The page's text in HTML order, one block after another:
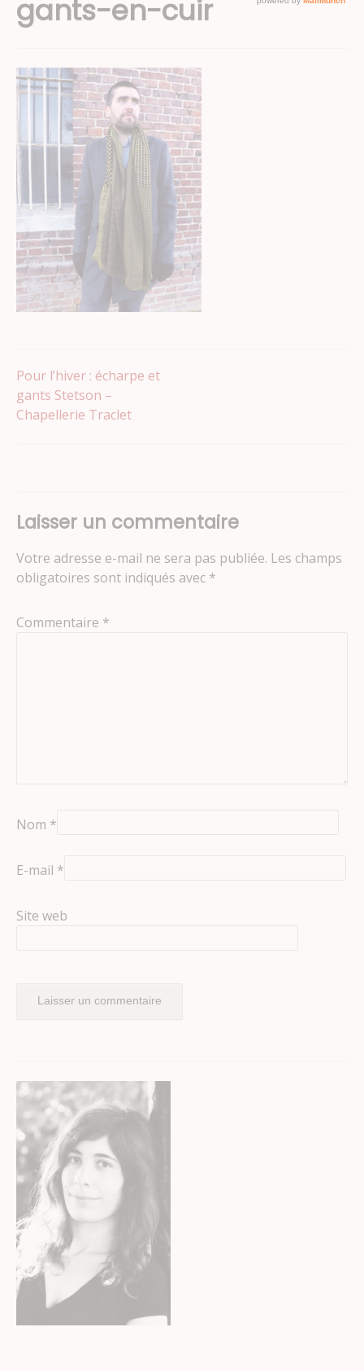
gants-en-cuir
Navigation
de
Pour l’hiver : écharpe et
gants Stetson –
Chapellerie Traclet
Laisser un commentaire
Votre adresse e-mail ne sera pas publiée. Les champs
obligatoires sont indiqués avec *
Commentaire *
Nom *
E-mail *
Site web